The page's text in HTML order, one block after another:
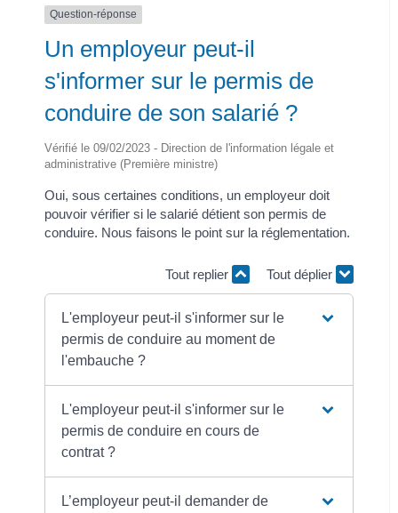
Question-réponse
Un employeur peut-il
s'informer sur le permis de
conduire de son salarié ?
Vérifié le 09/02/2023 - Direction de l'information légale et
administrative (Première ministre)
Oui, sous certaines conditions, un employeur doit
pouvoir vérifier si le salarié détient son permis de
conduire. Nous faisons le point sur la réglementation.
Tout replier Tout déplier
L'employeur peut-il s'informer sur le
permis de conduire au moment de
l'embauche ?
L'employeur peut-il s'informer sur le
permis de conduire en cours de
contrat ?
L’employeur peut-il demander de